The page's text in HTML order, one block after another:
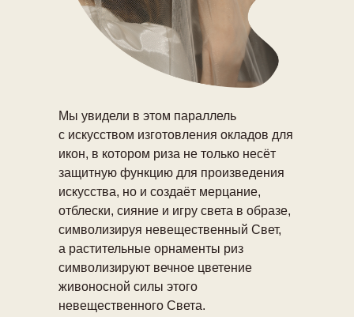
Мы увидели в этом параллель
с искусством изготовления окладов для
икон, в котором риза не только несёт
защитную функцию для произведения
искусства, но и создаёт мерцание,
отблески, сияние и игру света в образе,
символизируя невещественный Свет,
а растительные орнаменты риз
символизируют вечное цветение
живоносной силы этого
невещественного Света.